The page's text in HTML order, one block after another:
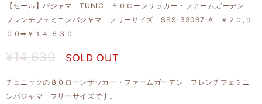
【セール】パジャマ TUNIC ８０ローンサッカー・ファームガーデン
フレンチフェミニンパジャマ フリーサイズ SSS-33067-A ￥２０,９
００➡￥１４,６３０
¥14,630 SOLD OUT
チュニックの８０ローンサッカー・ファームガーデン フレンチフェミニ
ンパジャマ フリーサイズです。